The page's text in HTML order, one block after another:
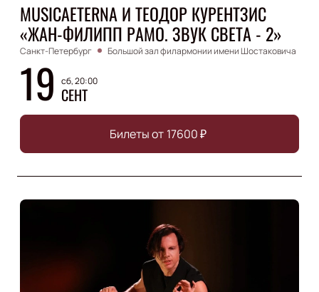
MUSICAETERNA И ТЕОДОР КУРЕНТЗИС
«ЖАН-ФИЛИПП РАМО. ЗВУК СВЕТА - 2»
Санкт-Петербург Большой зал филармонии имени Шостаковича
19 сб, 20:00
СЕНТ
Билеты от 17600₽